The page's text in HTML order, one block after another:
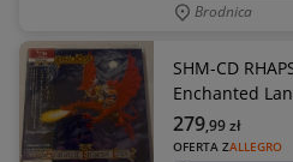
Brodnica
SHM-CD
Enchanted
OFERTA ZALLEGRO
279,99zł